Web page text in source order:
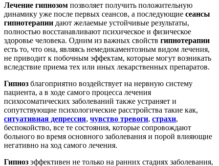
Лечение гипнозом позволяет получить положительную
динамику уже после первых сеансов, а последующие сеансы
гипнотерапии дают желаемые устойчивые результаты,
полностью восстанавливают психическое и физическое
здоровье человека. Одним из важных свойств гипнотерапии
есть то, что она, являясь немедикаментозным видом лечения,
не приводит к побочным эффектам, которые могут возникать
вследствие приема тех или иных лекарственных препаратов.
Гипноз благоприятно воздействует на нервную систему
пациента, а в ходе самого процесса лечения
психосоматических заболеваний также устраняет и
сопутствующие психологические расстройства такие как,
ситуативная депрессия, чувство тревоги, страхи,
беспокойство, все те состояния, которые сопровождают
больного во время основного заболевания и порой влияющие
негативно на ход самого лечения.
Гипноз эффективен не только на ранних стадиях заболевания,